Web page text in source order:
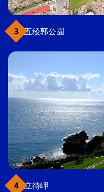
五稜郭公園
立待岬